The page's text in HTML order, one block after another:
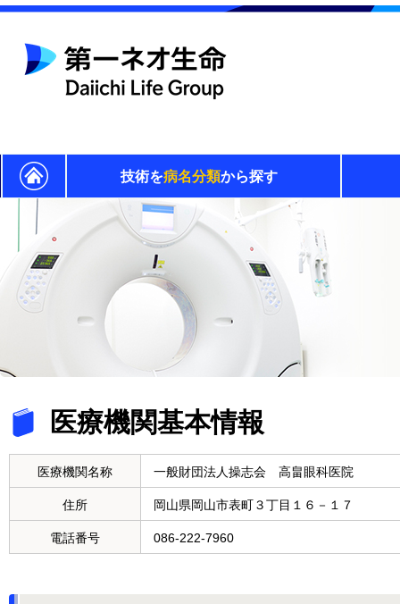
技術を病名分類から探す
医療機関基本情報
医療機関名称 一般財団法人操志会 高畠眼科医院
住所 岡山県岡山市表町３丁目１６－１７
電話番号 086-222-7960